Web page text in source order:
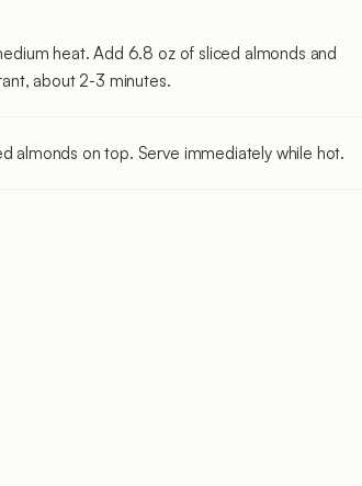
heat. Add 6.8 oz of sliced almonds and
about 2-3 minutes.
almonds on top. Serve immediately while hot.